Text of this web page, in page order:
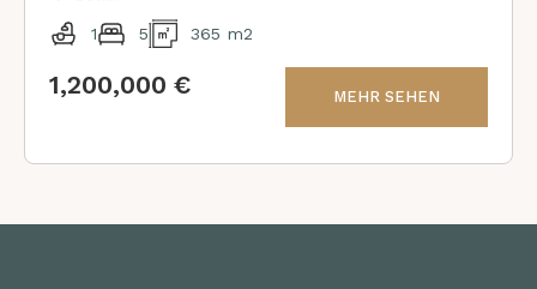
1 5 365 m2
1,200,000 € MEHR SEHEN